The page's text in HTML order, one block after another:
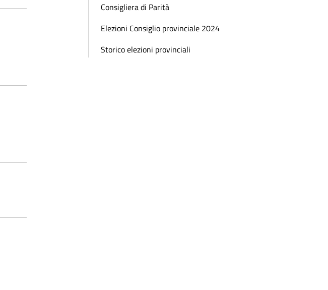
Consigliera di Parità
Elezioni Consiglio provinciale 2024
Storico elezioni provinciali